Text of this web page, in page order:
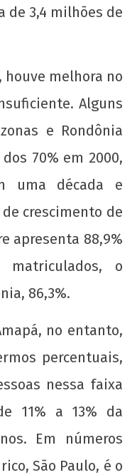
eleições para o
majoritária da
de 3,4 milhões de
houve melhora no
Alguns
e Rondônia
70% em 2000,
uma década e
crescimento de
apresenta 88,9%
o
86,3%.
no entanto,
percentuais,
nessa faixa
11% a 13% da
Em números
São Paulo, é o